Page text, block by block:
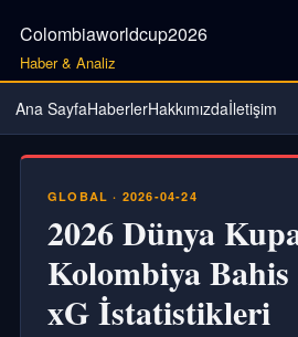
Colombiaworldcup2026
Haber & Analiz
Ana SayfaHaberlerHakkımızdaİletişim
GLOBAL · 2026-04-24
2026 Dünya
Kolombiya
xG İstatistikleri